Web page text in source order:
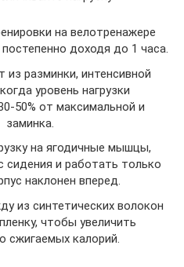
на велотренажере
доходя до 1 часа.
из разминки, интенсивной
уровень нагрузки
50% от максимальной и
заминка.
на ягодичные мышцы,
сидения и работать только
наклонен вперед.
из синтетических волокон
чтобы увеличить
сжигаемых калорий.